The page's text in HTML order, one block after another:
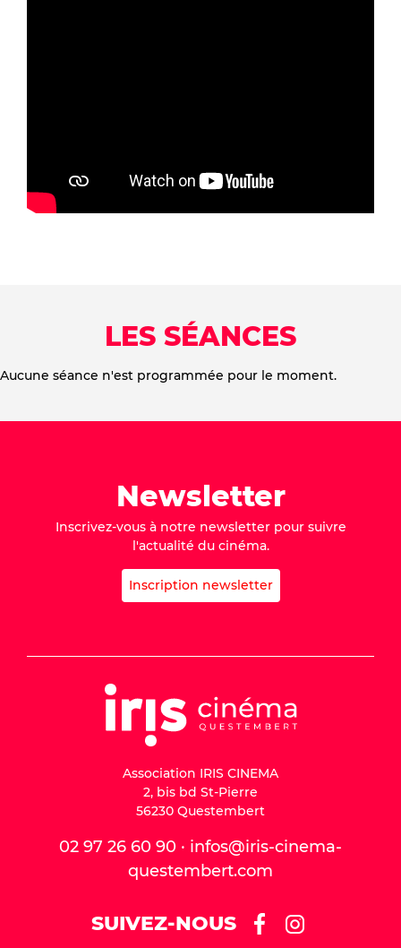
LES SÉANCES
Aucune séance n'est programmée pour le moment.
Newsletter
Inscrivez-vous à notre newsletter pour suivre
l'actualité du cinéma.
Inscription newsletter
Association IRIS CINEMA
2, bis bd St-Pierre
56230 Questembert
02 97 26 60 90 · infos@iris-cinema-
questembert.com
SUIVEZ-NOUS